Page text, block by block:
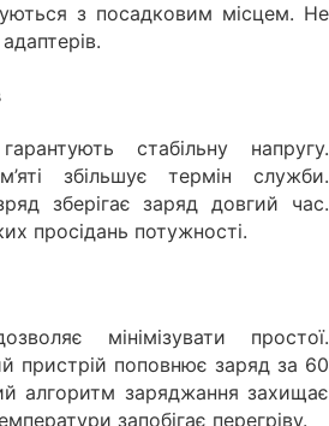
з посадковим місцем. Не
стабільну напругу.
збільшує термін служби.
зберігає заряд довгий час.
просідань потужності.
мінімізувати простої.
пристрій поповнює заряд за 60
алгоритм заряджання захищає
запобігає перегріву.